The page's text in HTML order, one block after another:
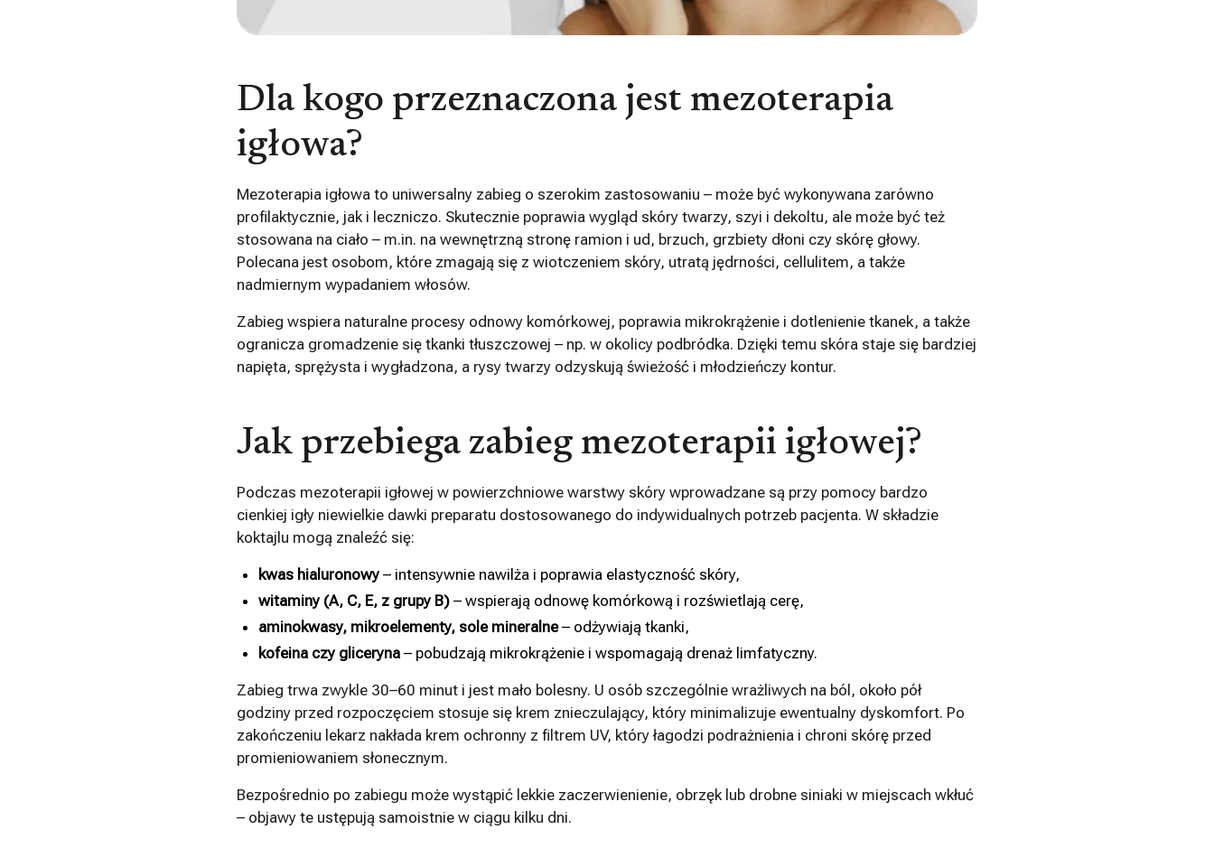
Dla kogo przeznaczona jest mezoterapia
igłowa?
Mezoterapia igłowa to uniwersalny zabieg o szerokim zastosowaniu – może być wykonywana zarówno
profilaktycznie, jak i leczniczo. Skutecznie poprawia wygląd skóry twarzy, szyi i dekoltu, ale może być też
stosowana na ciało – m.in. na wewnętrzną stronę ramion i ud, brzuch, grzbiety dłoni czy skórę głowy.
Polecana jest osobom, które zmagają się z wiotczeniem skóry, utratą jędrności, cellulitem, a także
nadmiernym wypadaniem włosów.
Zabieg wspiera naturalne procesy odnowy komórkowej, poprawia mikrokrążenie i dotlenienie tkanek, a także
ogranicza gromadzenie się tkanki tłuszczowej – np. w okolicy podbródka. Dzięki temu skóra staje się bardziej
napięta, sprężysta i wygładzona, a rysy twarzy odzyskują świeżość i młodzieńczy kontur.
Jak przebiega zabieg mezoterapii igłowej?
Podczas mezoterapii igłowej w powierzchniowe warstwy skóry wprowadzane są przy pomocy bardzo
cienkiej igły niewielkie dawki preparatu dostosowanego do indywidualnych potrzeb pacjenta. W składzie
koktajlu mogą znaleźć się:
kwas hialuronowy – intensywnie nawilża i poprawia elastyczność skóry,
witaminy (A, C, E, z grupy B) – wspierają odnowę komórkową i rozświetlają cerę,
aminokwasy, mikroelementy, sole mineralne– odżywiają tkanki,
kofeina czy gliceryna – pobudzają mikrokrążenie i wspomagają drenaż limfatyczny.
Zabieg trwa zwykle 30–60 minut i jest mało bolesny. U osób szczególnie wrażliwych na ból, około pół
godziny przed rozpoczęciem stosuje się krem znieczulający, który minimalizuje ewentualny dyskomfort. Po
zakończeniu lekarz nakłada krem ochronny z filtrem UV, który łagodzi podrażnienia i chroni skórę przed
promieniowaniem słonecznym.
Bezpośrednio po zabiegu może wystąpić lekkie zaczerwienienie, obrzęk lub drobne siniaki w miejscach wkłuć
– objawy te ustępują samoistnie w ciągu kilku dni.